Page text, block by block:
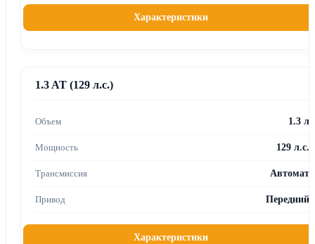
Характеристики
1.3 AT (129 л.с.)
1.3 л
129 л.с.
Автомат
Передний
Характеристики